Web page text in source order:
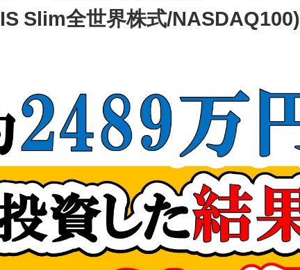
Slim全世界株式/NASDAQ100)